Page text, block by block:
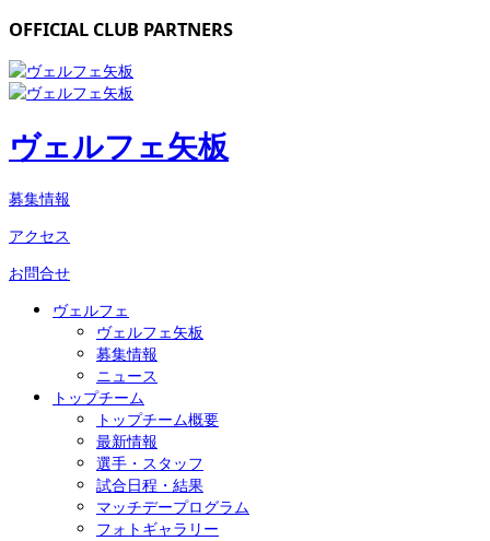
OFFICIAL CLUB PARTNERS
ヴェルフェ矢板
募集情報
アクセス
お問合せ
ヴェルフェ
ヴェルフェ矢板
募集情報
ニュース
トップチーム
トップチーム概要
最新情報
選手・スタッフ
試合日程・結果
マッチデープログラム
フォトギャラリー